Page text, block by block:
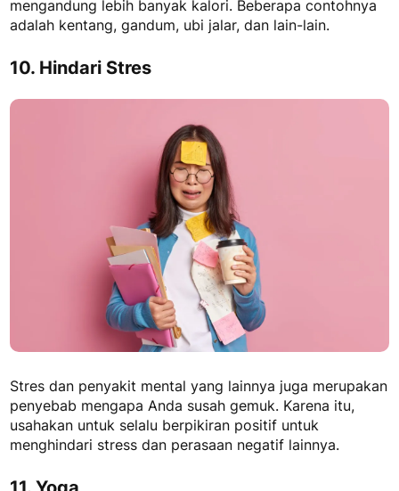
mengandung lebih banyak kalori. Beberapa contohnya
adalah kentang, gandum, ubi jalar, dan lain-lain.
10. Hindari Stres
Stres dan penyakit mental yang lainnya juga merupakan
penyebab mengapa Anda susah gemuk. Karena itu,
usahakan untuk selalu berpikiran positif untuk
menghindari stress dan perasaan negatif lainnya.